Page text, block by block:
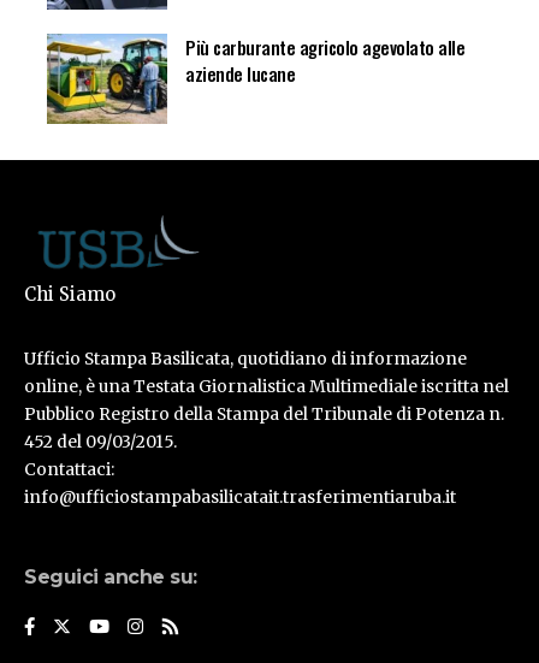
Più carburante agricolo agevolato alle
aziende lucane
Chi Siamo
Ufficio Stampa Basilicata, quotidiano di informazione
online, è una Testata Giornalistica Multimediale iscritta nel
Pubblico Registro della Stampa del Tribunale di Potenza n.
452 del 09/03/2015.
Contattaci:
info@ufficiostampabasilicatait.trasferimentiaruba.it
Seguici anche su: